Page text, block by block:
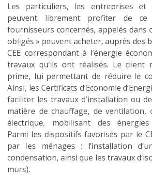
Les particuliers, les entreprises et
peuvent librement profiter de ce
fournisseurs concernés, appelés dans
obligés » peuvent acheter, auprès des
CEE correspondant à l’énergie
travaux qu’ils ont réalisés. Le client
prime, lui permettant de réduire le
Ainsi, les Certificats d’Economie
faciliter les travaux d’installation ou
matière de chauffage, de ventilation,
électrique, mobilisant des énergies
Parmi les dispositifs favorisés par le
par les ménages : l’installation
condensation, ainsi que les travaux
murs).